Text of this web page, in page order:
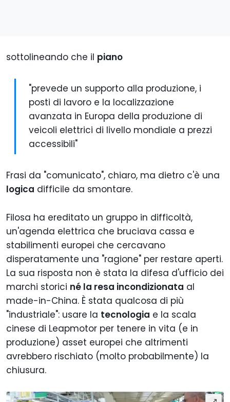
sottolineando che il piano
"prevede un supporto alla produzione, i
posti di lavoro e la localizzazione
avanzata in Europa della produzione di
veicoli elettrici di livello mondiale a prezzi
accessibili"
Frasi da "comunicato", chiaro, ma dietro c'è una
logica difficile da smontare.
Filosa ha ereditato un gruppo in difficoltà,
un'agenda elettrica che bruciava cassa e
stabilimenti europei che cercavano
disperatamente una "ragione" per restare aperti.
La sua risposta non è stata la difesa d'ufficio dei
marchi storici né la resa incondizionata al
made-in-China. È stata qualcosa di più
"industriale": usare la tecnologia e la scala
cinese di Leapmotor per tenere in vita (e in
produzione) asset europei che altrimenti
avrebbero rischiato (molto probabilmente) la
chiusura.